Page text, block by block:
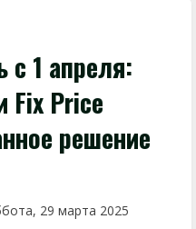
с 1 апреля:
Fix Price
решение
29 марта 2025